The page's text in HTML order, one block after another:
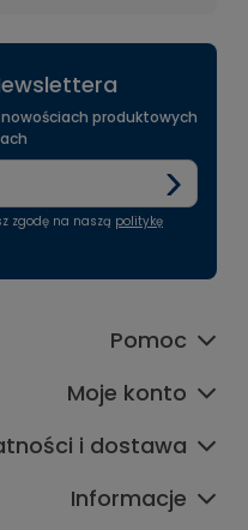
produktowych
zgodę na naszą politykę
Pomoc
Moje konto
i dostawa
Informacje